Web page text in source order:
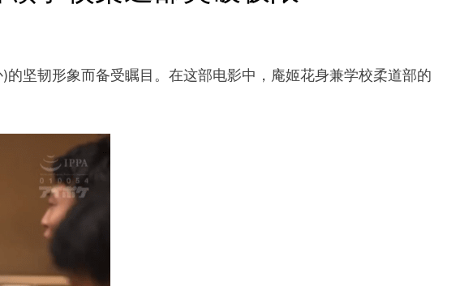
坚韧形象而备受瞩目。在这部电影中，庵姬花身兼学校柔道部的